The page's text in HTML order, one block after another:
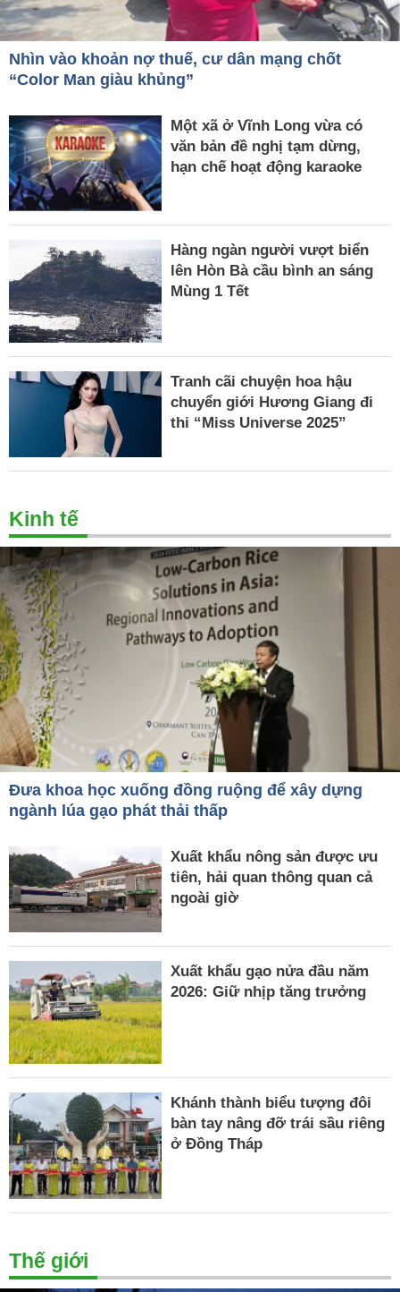
Nhìn vào khoản nợ thuế, cư dân mạng chốt
“Color Man giàu khủng”
Một xã ở Vĩnh Long vừa có
văn bản đề nghị tạm dừng,
hạn chế hoạt động karaoke
Hàng ngàn người vượt biển
lên Hòn Bà cầu bình an sáng
Mùng 1 Tết
Tranh cãi chuyện hoa hậu
chuyển giới Hương Giang đi
thi “Miss Universe 2025”
Kinh tế
Đưa khoa học xuống đồng ruộng để xây dựng
ngành lúa gạo phát thải thấp
Xuất khẩu nông sản được ưu
tiên, hải quan thông quan cả
ngoài giờ
Xuất khẩu gạo nửa đầu năm
2026: Giữ nhịp tăng trưởng
Khánh thành biểu tượng đôi
bàn tay nâng đỡ trái sầu riêng
ở Đồng Tháp
Thế giới